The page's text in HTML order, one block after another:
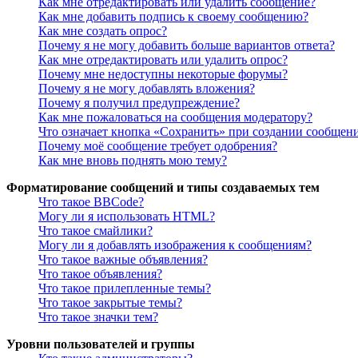
Как мне добавить подпись к своему сообщению?
Как мне создать опрос?
Почему я не могу добавить больше вариантов ответа?
Как мне отредактировать или удалить опрос?
Почему мне недоступны некоторые форумы?
Почему я не могу добавлять вложения?
Почему я получил предупреждение?
Как мне пожаловаться на сообщения модератору?
Что означает кнопка «Сохранить» при создании
Почему моё сообщение требует одобрения?
Как мне вновь поднять мою тему?
Форматирование сообщений и типы создаваемых тем
Что такое BBCode?
Могу ли я использовать HTML?
Что такое смайлики?
Могу ли я добавлять изображения к сообщениям?
Что такое важные объявления?
Что такое объявления?
Что такое прилепленные темы?
Что такое закрытые темы?
Что такое значки тем?
Уровни пользователей и группы